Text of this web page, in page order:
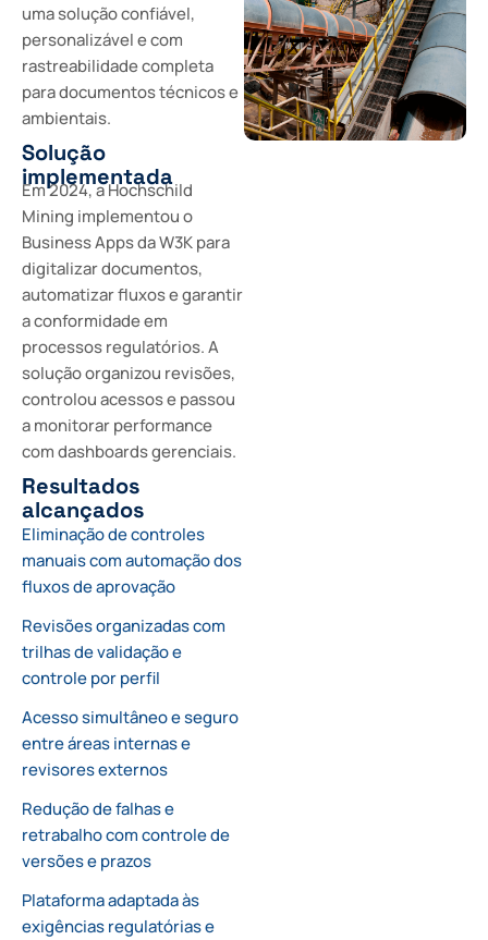
uma solução confiável,
personalizável e com
rastreabilidade completa
para documentos técnicos e
ambientais.
Solução
implementada
Em 2024, a Hochschild
Mining implementou o
Business Apps da W3K para
digitalizar documentos,
automatizar fluxos e garantir
a conformidade em
processos regulatórios. A
solução organizou revisões,
controlou acessos e passou
a monitorar performance
com dashboards gerenciais.
Resultados
alcançados
Eliminação de controles
manuais com automação dos
fluxos de aprovação
Revisões organizadas com
trilhas de validação e
controle por perfil
Acesso simultâneo e seguro
entre áreas internas e
revisores externos
Redução de falhas e
retrabalho com controle de
versões e prazos
Plataforma adaptada às
exigências regulatórias e